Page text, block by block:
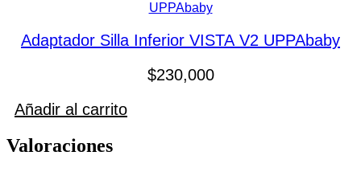
UPPAbaby
Adaptador Silla Inferior VISTA V2 UPPAbaby
$230,000
Añadir al carrito
Valoraciones